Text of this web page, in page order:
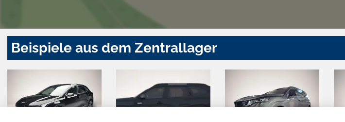
Beispiele aus dem Zentrallager